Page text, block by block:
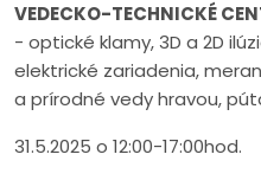
VEDECKO-TECHNICKÉ
- optické klamy, 3D a 2D
elektrické zariadenia,
a prírodné vedy hravou,
31.5.2025 o 12:00-17:00hod.